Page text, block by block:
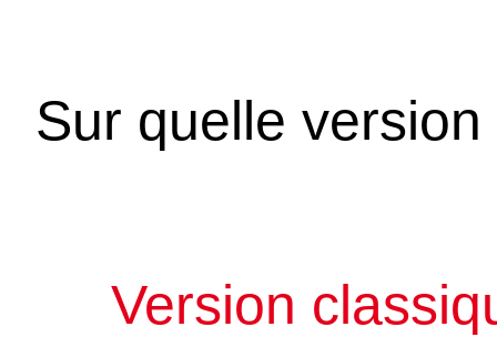
Sur quelle
Version